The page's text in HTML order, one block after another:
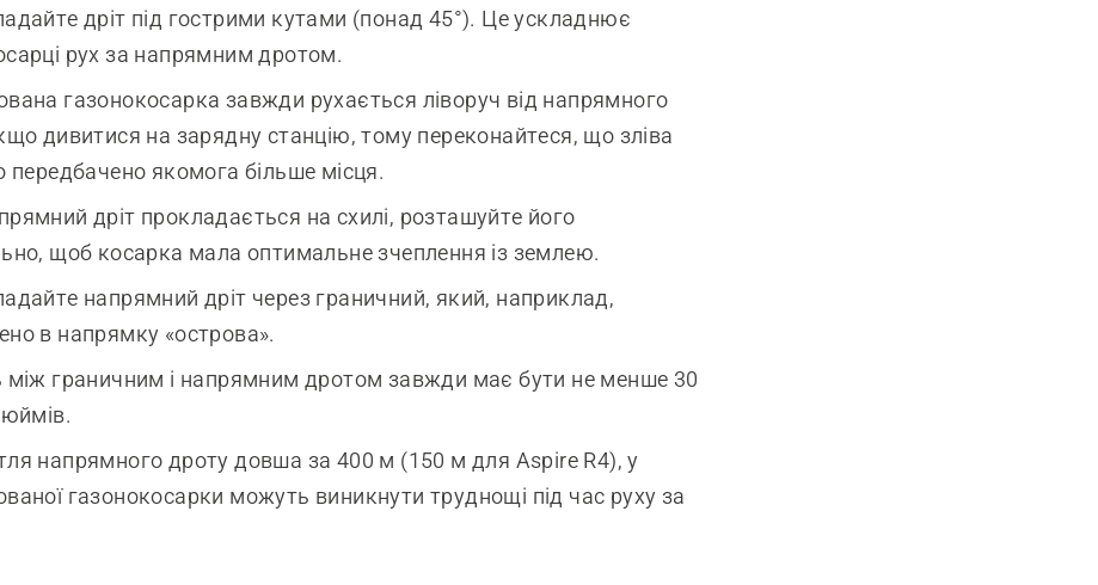
дріт під гострими кутами (понад 45°). Це ускладнює
рух за напрямним дротом.
газонокосарка завжди рухається ліворуч від напрямного
дивитися на зарядну станцію, тому переконайтеся, що зліва
передбачено якомога більше місця.
дріт прокладається на схилі, розташуйте його
щоб косарка мала оптимальне зчеплення із землею.
напрямний дріт через граничний, який, наприклад,
в напрямку «острова».
між граничним і напрямним дротом завжди має бути не менше 30
напрямного дроту довша за 400 м (150 м для Aspire R4), у
газонокосарки можуть виникнути труднощі під час руху за